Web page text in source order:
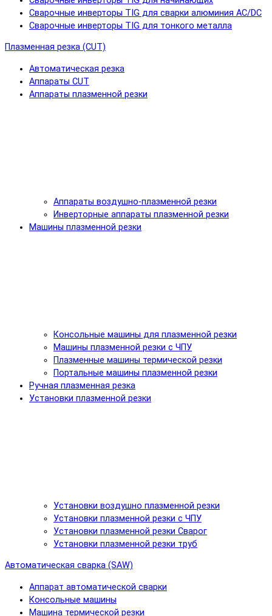
Сварочные инверторы TIG для сварки алюминия AC/DC
Сварочные инверторы TIG для тонкого металла
Плазменная резка (CUT)
Автоматическая резка
Аппараты CUT
Аппараты плазменной резки
Аппараты воздушно-плазменной резки
Инверторные аппараты плазменной резки
Машины плазменной резки
Консольные машины для плазменной резки
Машины плазменной резки с ЧПУ
Плазменные машины термической резки
Портальные машины плазменной резки
Ручная плазменная резка
Установки плазменной резки
Установки воздушно плазменной резки
Установки плазменной резки с ЧПУ
Установки плазменной резки Сварог
Установки плазменной резки труб
Автоматическая сварка (SAW)
Аппарат автоматической сварки
Консольные машины
Машина термической резки